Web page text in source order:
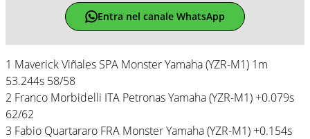
Entra nel canale WhatsApp
1 Maverick Viñales SPA Monster Yamaha (YZR-M1) 1m
53.244s 58/58
2 Franco Morbidelli ITA Petronas Yamaha (YZR-M1) +0.079s
62/62
3 Fabio Quartararo FRA Monster Yamaha (YZR-M1) +0.154s